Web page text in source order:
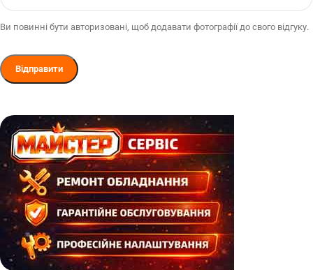
Ви повинні бути авторизовані, щоб додавати фотографії до свого відгуку.